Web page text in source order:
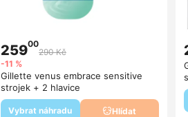
25900
290 Kč
-11 %
Gillette venus embrace sensitive
strojek + 2 hlavice
Vybrat náhradu Hlídat